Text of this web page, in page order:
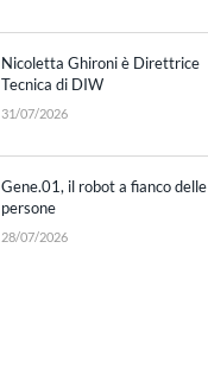
Nicoletta Ghironi è Direttrice
Tecnica di DIW
31/07/2026
Gene.01, il robot a fianco delle
persone
28/07/2026